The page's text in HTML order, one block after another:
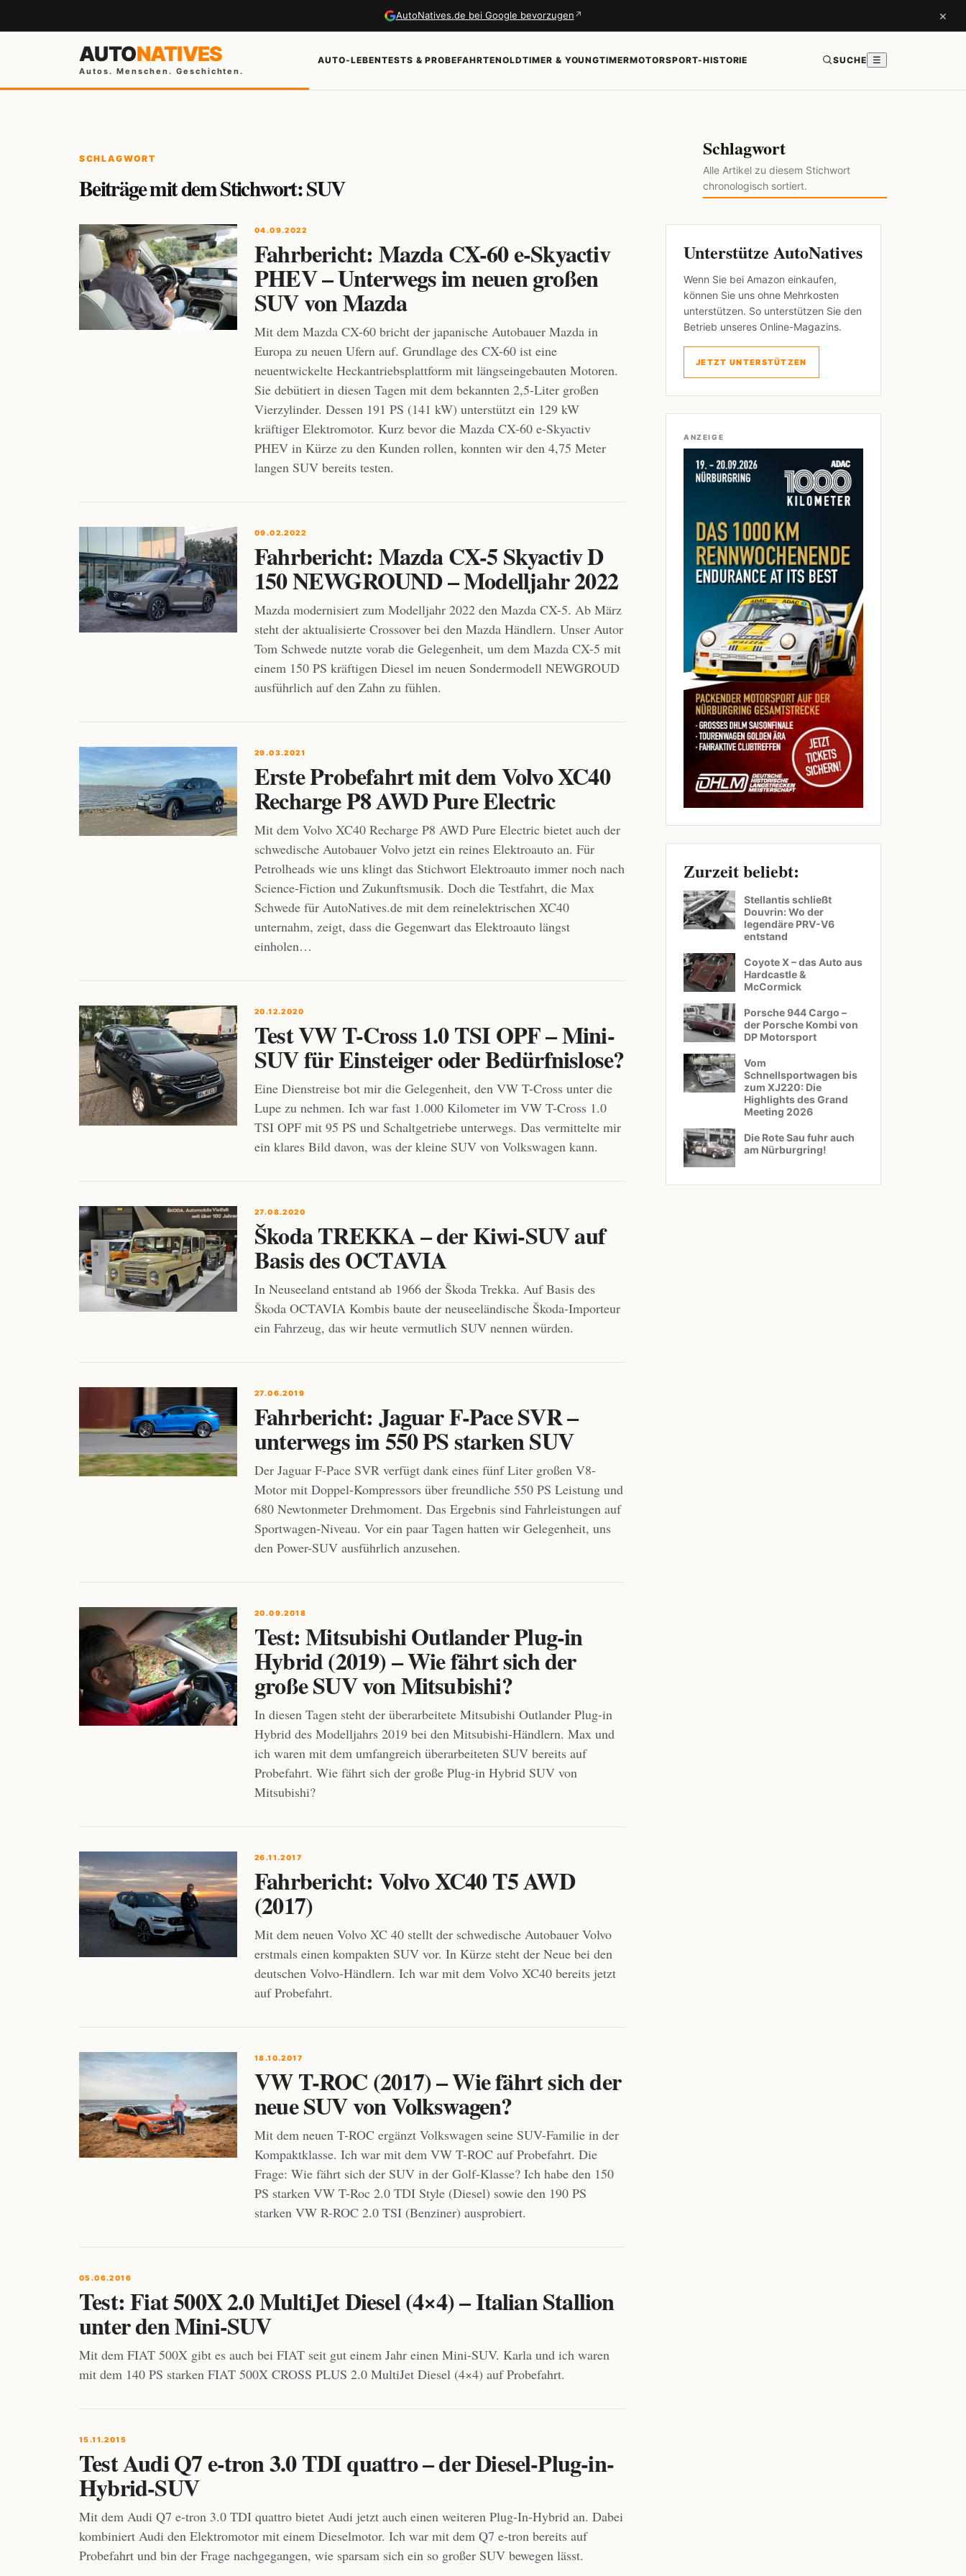
AutoNatives.de bei Google bevorzugen ↗ ×
AUTONATIVES
Autos. Menschen. Geschichten.
AUTO-LEBENTESTS & PROBEFAHRTENOLDTIMER & YOUNGTIMERMOTORSPORT-HISTORIE SUCHE ☰
SCHLAGWORT
Beiträge mit dem Stichwort: SUV
Schlagwort
Alle Artikel zu diesem Stichwort
chronologisch sortiert.
04.09.2022
Fahrbericht: Mazda CX-60 e-Skyactiv
PHEV – Unterwegs im neuen großen
SUV von Mazda
Mit dem Mazda CX-60 bricht der japanische Autobauer Mazda in
Europa zu neuen Ufern auf. Grundlage des CX-60 ist eine
neuentwickelte Heckantriebsplattform mit längseingebauten Motoren.
Sie debütiert in diesen Tagen mit dem bekannten 2,5-Liter großen
Vierzylinder. Dessen 191 PS (141 kW) unterstützt ein 129 kW
kräftiger Elektromotor. Kurz bevor die Mazda CX-60 e-Skyactiv
PHEV in Kürze zu den Kunden rollen, konnten wir den 4,75 Meter
langen SUV bereits testen.
09.02.2022
Fahrbericht: Mazda CX-5 Skyactiv D
150 NEWGROUND – Modelljahr 2022
Mazda modernisiert zum Modelljahr 2022 den Mazda CX-5. Ab März
steht der aktualisierte Crossover bei den Mazda Händlern. Unser Autor
Tom Schwede nutzte vorab die Gelegenheit, um dem Mazda CX-5 mit
einem 150 PS kräftigen Diesel im neuen Sondermodell NEWGROUD
ausführlich auf den Zahn zu fühlen.
29.03.2021
Erste Probefahrt mit dem Volvo XC40
Recharge P8 AWD Pure Electric
Mit dem Volvo XC40 Recharge P8 AWD Pure Electric bietet auch der
schwedische Autobauer Volvo jetzt ein reines Elektroauto an. Für
Petrolheads wie uns klingt das Stichwort Elektroauto immer noch nach
Science-Fiction und Zukunftsmusik. Doch die Testfahrt, die Max
Schwede für AutoNatives.de mit dem reinelektrischen XC40
unternahm, zeigt, dass die Gegenwart das Elektroauto längst
einholen…
20.12.2020
Test VW T-Cross 1.0 TSI OPF – Mini-
SUV für Einsteiger oder Bedürfnislose?
Eine Dienstreise bot mir die Gelegenheit, den VW T-Cross unter die
Lupe zu nehmen. Ich war fast 1.000 Kilometer im VW T-Cross 1.0
TSI OPF mit 95 PS und Schaltgetriebe unterwegs. Das vermittelte mir
ein klares Bild davon, was der kleine SUV von Volkswagen kann.
27.08.2020
Škoda TREKKA – der Kiwi-SUV auf
Basis des OCTAVIA
In Neuseeland entstand ab 1966 der Škoda Trekka. Auf Basis des
Škoda OCTAVIA Kombis baute der neuseeländische Škoda-Importeur
ein Fahrzeug, das wir heute vermutlich SUV nennen würden.
27.06.2019
Fahrbericht: Jaguar F-Pace SVR –
unterwegs im 550 PS starken SUV
Der Jaguar F-Pace SVR verfügt dank eines fünf Liter großen V8-
Motor mit Doppel-Kompressors über freundliche 550 PS Leistung und
680 Newtonmeter Drehmoment. Das Ergebnis sind Fahrleistungen auf
Sportwagen-Niveau. Vor ein paar Tagen hatten wir Gelegenheit, uns
den Power-SUV ausführlich anzusehen.
20.09.2018
Test: Mitsubishi Outlander Plug-in
Hybrid (2019) – Wie fährt sich der
große SUV von Mitsubishi?
In diesen Tagen steht der überarbeitete Mitsubishi Outlander Plug-in
Hybrid des Modelljahrs 2019 bei den Mitsubishi-Händlern. Max und
ich waren mit dem umfangreich überarbeiteten SUV bereits auf
Probefahrt. Wie fährt sich der große Plug-in Hybrid SUV von
Mitsubishi?
26.11.2017
Fahrbericht: Volvo XC40 T5 AWD
(2017)
Mit dem neuen Volvo XC 40 stellt der schwedische Autobauer Volvo
erstmals einen kompakten SUV vor. In Kürze steht der Neue bei den
deutschen Volvo-Händlern. Ich war mit dem Volvo XC40 bereits jetzt
auf Probefahrt.
18.10.2017
VW T-ROC (2017) – Wie fährt sich der
neue SUV von Volkswagen?
Mit dem neuen T-ROC ergänzt Volkswagen seine SUV-Familie in der
Kompaktklasse. Ich war mit dem VW T-ROC auf Probefahrt. Die
Frage: Wie fährt sich der SUV in der Golf-Klasse? Ich habe den 150
PS starken VW T-Roc 2.0 TDI Style (Diesel) sowie den 190 PS
starken VW R-ROC 2.0 TSI (Benziner) ausprobiert.
05.06.2016
Test: Fiat 500X 2.0 MultiJet Diesel (4×4) – Italian Stallion
unter den Mini-SUV
Mit dem FIAT 500X gibt es auch bei FIAT seit gut einem Jahr einen Mini-SUV. Karla und ich waren
mit dem 140 PS starken FIAT 500X CROSS PLUS 2.0 MultiJet Diesel (4×4) auf Probefahrt.
15.11.2015
Test Audi Q7 e-tron 3.0 TDI quattro – der Diesel-Plug-in-
Hybrid-SUV
Mit dem Audi Q7 e-tron 3.0 TDI quattro bietet Audi jetzt auch einen weiteren Plug-In-Hybrid an. Dabei
kombiniert Audi den Elektromotor mit einem Dieselmotor. Ich war mit dem Q7 e-tron bereits auf
Probefahrt und bin der Frage nachgegangen, wie sparsam sich ein so großer SUV bewegen lässt.
Unterstütze AutoNatives
Wenn Sie bei Amazon einkaufen,
können Sie uns ohne Mehrkosten
unterstützen. So unterstützen Sie den
Betrieb unseres Online-Magazins.
JETZT UNTERSTÜTZEN
ANZEIGE
Zurzeit beliebt:
Stellantis schließt
Douvrin: Wo der
legendäre PRV-V6
entstand
Coyote X – das Auto aus
Hardcastle &
McCormick
Porsche 944 Cargo –
der Porsche Kombi von
DP Motorsport
Vom
Schnellsportwagen bis
zum XJ220: Die
Highlights des Grand
Meeting 2026
Die Rote Sau fuhr auch
am Nürburgring!